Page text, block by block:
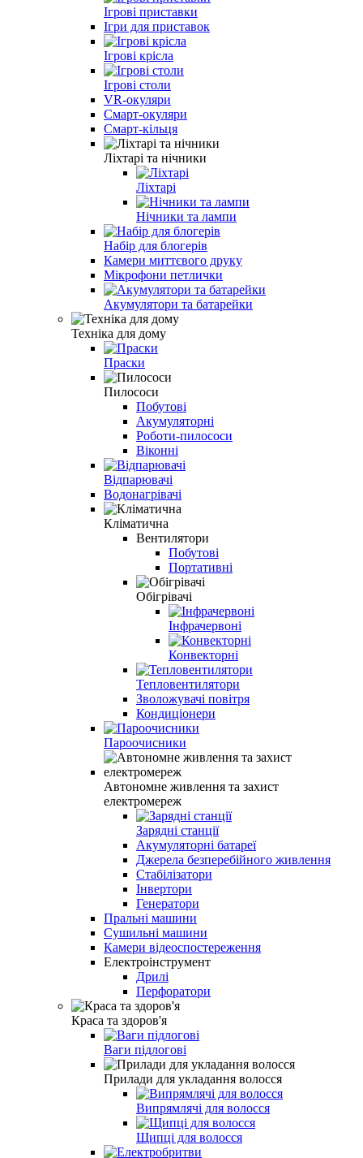
Ігрові приставки
Ігри для приставок
Ігрові крісла
Ігрові столи
VR-окуляри
Смарт-окуляри
Смарт-кільця
Ліхтарі та нічники
Ліхтарі
Нічники та лампи
Набір для блогерів
Камери миттєвого друку
Мікрофони петлички
Акумулятори та батарейки
Техніка для дому
Праски
Пилососи
Побутові
Акумуляторні
Роботи-пилососи
Віконні
Відпарювачі
Водонагрівачі
Кліматична
Вентилятори
Побутові
Портативні
Обігрівачі
Інфрачервоні
Конвекторні
Тепловентилятори
Зволожувачі повітря
Кондиціонери
Пароочисники
Автономне живлення та захист
електромереж
Зарядні станції
Акумуляторні батареї
Джерела безперебійного живлення
Стабілізатори
Інвертори
Генератори
Пральні машини
Сушильні машини
Камери відеоспостереження
Електроінструмент
Дрилі
Перфоратори
Краса та здоров'я
Ваги підлогові
Прилади для укладання волосся
Випрямлячі для волосся
Щипці для волосся